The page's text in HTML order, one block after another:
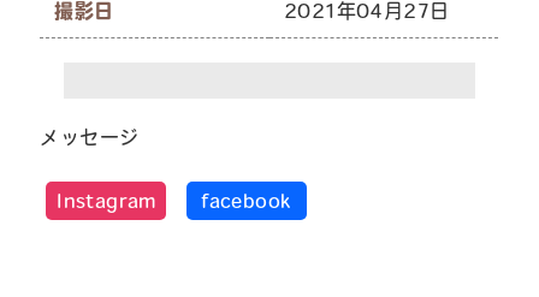
撮影日 2021年04月27日
メッセージ
Instagram facebook